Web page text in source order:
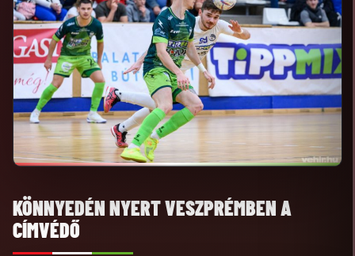
KÖNNYEDÉN NYERT VESZPRÉMBEN A
CÍMVÉDŐ